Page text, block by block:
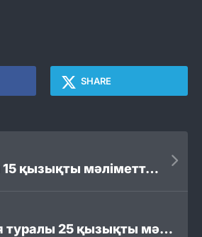
SHARE
Сәбіз туралы 15 қызықты мәліметтер
Португалия туралы 25 қызықты мәліметтер